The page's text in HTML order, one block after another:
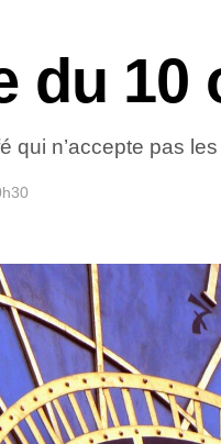
du 10
qui n’accepte pas